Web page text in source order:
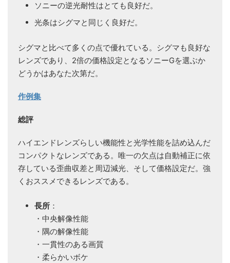
ソニーの逆光耐性はとても良好だ。
光条はシグマと同じく良好だ。
シグマと比べて多くの点で優れている。シグマも良好な
レンズであり、2倍の価格設定となるソニーGを選ぶか
どうかはあなた次第だ。
作例集
総評
ハイエンドレンズらしい機能性と光学性能を詰め込んだ
コンパクトなレンズである。唯一の欠点は自動補正に依
存している歪曲収差と周辺減光、そして価格設定だ。強
くおススメできるレンズである。
長所 ：
・中央解像性能
・隅の解像性能
・一貫性のある画質
・柔らかいボケ